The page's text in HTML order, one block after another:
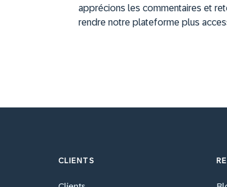
apprécions les commentaires et
rendre notre plateforme plus
CLIENTS